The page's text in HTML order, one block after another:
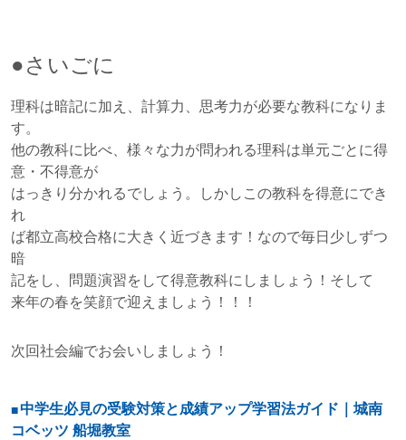
●さいごに
理科は暗記に加え、計算力、思考力が必要な教科になりま
す。
他の教科に比べ、様々な力が問われる理科は単元ごとに得
意・不得意が
はっきり分かれるでしょう。しかしこの教科を得意にでき
れ
ば都立高校合格に大きく近づきます！なので毎日少しずつ
暗
記をし、問題演習をして得意教科にしましょう！そして
来年の春を笑顔で迎えましょう！！！
次回社会編でお会いしましょう！
中学生必見の受験対策と成績アップ学習法ガイド｜城南
コベッツ 船堀教室